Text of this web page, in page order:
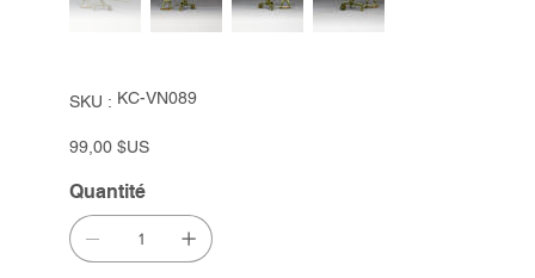
SKU : SKU
KC-
KC-VN089
Prix
99,00 $US
Quantité